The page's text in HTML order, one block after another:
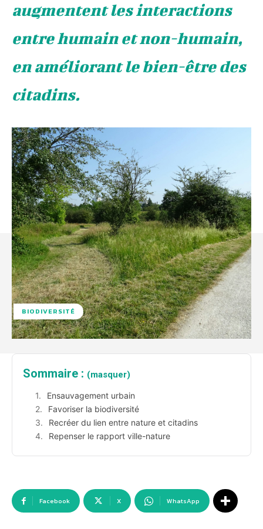
augmentent les interactions
entre humain et non-humain,
en améliorant le bien-être des
citadins.
BIODIVERSITÉ
Sommaire : (masquer)
Ensauvagement urbain
Favoriser la biodiversité
Recréer du lien entre nature et citadins
Repenser le rapport ville-nature
Facebook X WhatsApp